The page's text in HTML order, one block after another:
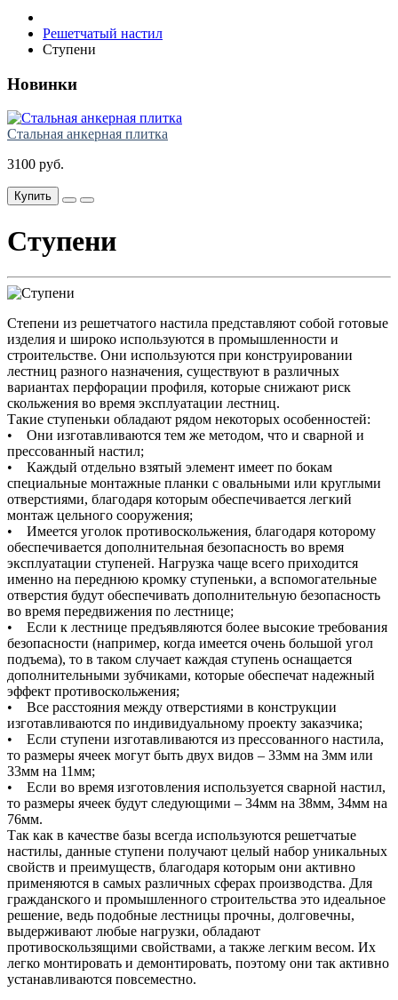
Решетчатый настил
Ступени
Новинки
Стальная анкерная плитка
3100 руб.
Купить
Ступени
Степени из решетчатого настила представляют собой готовые
изделия и широко используются в промышленности и
строительстве. Они используются при конструировании
лестниц разного назначения, существуют в различных
вариантах перфорации профиля, которые снижают риск
скольжения во время эксплуатации лестниц.
Такие ступеньки обладают рядом некоторых особенностей:
• Они изготавливаются тем же методом, что и сварной и
прессованный настил;
• Каждый отдельно взятый элемент имеет по бокам
специальные монтажные планки с овальными или круглыми
отверстиями, благодаря которым обеспечивается легкий
монтаж цельного сооружения;
• Имеется уголок противоскольжения, благодаря которому
обеспечивается дополнительная безопасность во время
эксплуатации ступеней. Нагрузка чаще всего приходится
именно на переднюю кромку ступеньки, а вспомогательные
отверстия будут обеспечивать дополнительную безопасность
во время передвижения по лестнице;
• Если к лестнице предъявляются более высокие требования
безопасности (например, когда имеется очень большой угол
подъема), то в таком случает каждая ступень оснащается
дополнительными зубчиками, которые обеспечат надежный
эффект противоскольжения;
• Все расстояния между отверстиями в конструкции
изготавливаются по индивидуальному проекту заказчика;
• Если ступени изготавливаются из прессованного настила,
то размеры ячеек могут быть двух видов – 33мм на 3мм или
33мм на 11мм;
• Если во время изготовления используется сварной настил,
то размеры ячеек будут следующими – 34мм на 38мм, 34мм на
76мм.
Так как в качестве базы всегда используются решетчатые
настилы, данные ступени получают целый набор уникальных
свойств и преимуществ, благодаря которым они активно
применяются в самых различных сферах производства. Для
гражданского и промышленного строительства это идеальное
решение, ведь подобные лестницы прочны, долговечны,
выдерживают любые нагрузки, обладают
противоскользящими свойствами, а также легким весом. Их
легко монтировать и демонтировать, поэтому они так активно
устанавливаются повсеместно.